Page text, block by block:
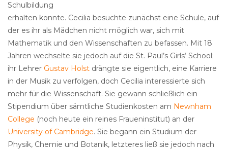
Schulbildung
erhalten konnte. Cecilia besuchte zunächst eine Schule, auf
der es ihr als Mädchen nicht möglich war, sich mit
Mathematik und den Wissenschaften zu befassen. Mit 18
Jahren wechselte sie jedoch auf die St. Paul’s Girls‘ School;
ihr Lehrer Gustav Holst drängte sie eigentlich, eine Karriere
in der Musik zu verfolgen, doch Cecilia interessierte sich
mehr für die Wissenschaft. Sie gewann schließlich ein
Stipendium über sämtliche Studienkosten am Newnham
College (noch heute ein reines Fraueninstitut) an der
University of Cambridge. Sie begann ein Studium der
Physik, Chemie und Botanik, letzteres ließ sie jedoch nach